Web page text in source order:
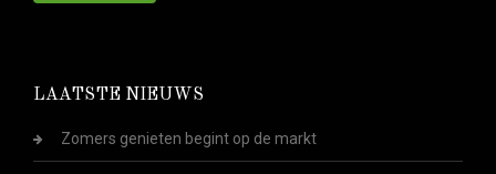
LAATSTE NIEUWS
Zomers genieten begint op de markt